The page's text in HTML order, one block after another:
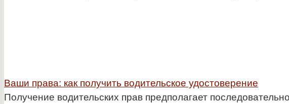
Ваши права: как получить водительское удостоверение
Получение водительских прав предполагает